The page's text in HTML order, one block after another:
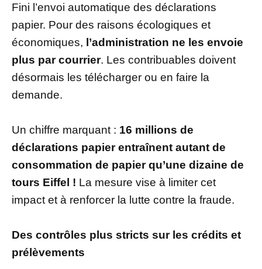
Fini l’envoi automatique des déclarations
papier. Pour des raisons écologiques et
économiques, l’administration ne les envoie
plus par courrier. Les contribuables doivent
désormais les télécharger ou en faire la
demande.
Un chiffre marquant : 16 millions de
déclarations papier entraînent autant de
consommation de papier qu’une dizaine de
tours Eiffel ! La mesure vise à limiter cet
impact et à renforcer la lutte contre la fraude.
Des contrôles plus stricts sur les crédits et
prélèvements